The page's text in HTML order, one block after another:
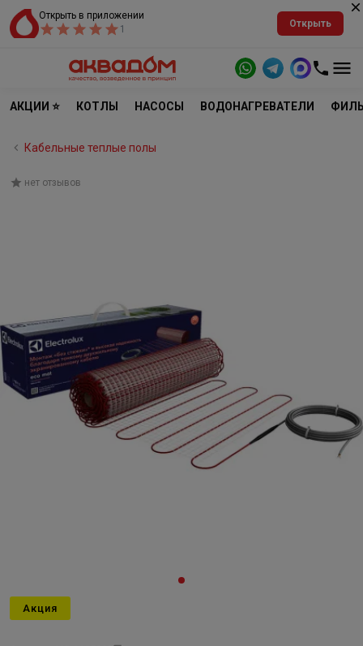
Открыть в приложении
1
Открыть
АКЦИИ ⭐ КОТЛЫ НАСОСЫ ВОДОНАГРЕВАТЕЛИ
Кабельные теплые полы
нет отзывов
Акция